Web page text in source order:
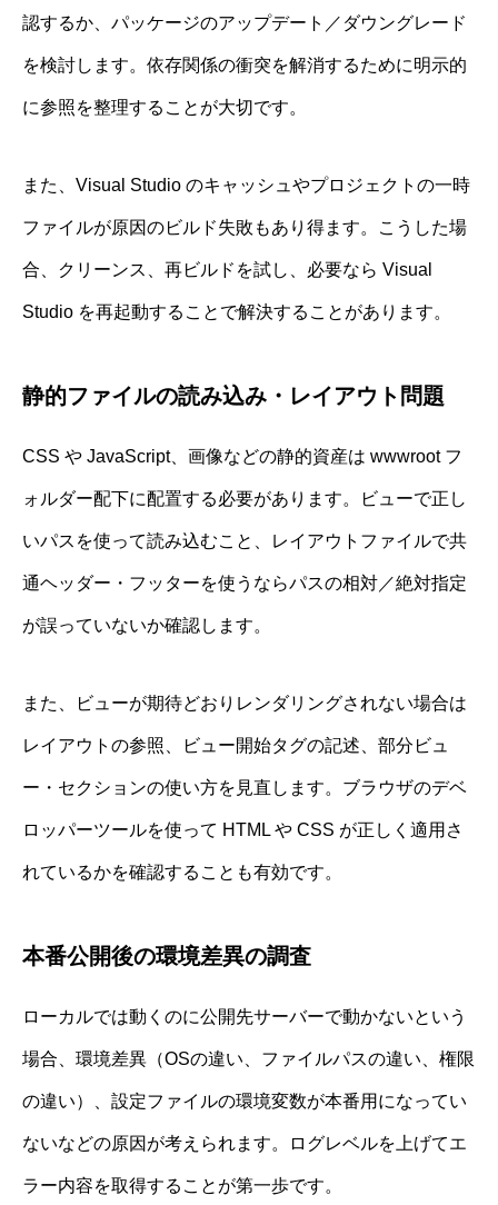
認するか、パッケージのアップデート／ダウングレード
を検討します。依存関係の衝突を解消するために明示的
に参照を整理することが大切です。
また、Visual Studio のキャッシュやプロジェクトの一時
ファイルが原因のビルド失敗もあり得ます。こうした場
合、クリーンス、再ビルドを試し、必要なら Visual
Studio を再起動することで解決することがあります。
静的ファイルの読み込み・レイアウト問題
CSS や JavaScript、画像などの静的資産は wwwroot フ
ォルダー配下に配置する必要があります。ビューで正し
いパスを使って読み込むこと、レイアウトファイルで共
通ヘッダー・フッターを使うならパスの相対／絶対指定
が誤っていないか確認します。
また、ビューが期待どおりレンダリングされない場合は
レイアウトの参照、ビュー開始タグの記述、部分ビュ
ー・セクションの使い方を見直します。ブラウザのデベ
ロッパーツールを使って HTML や CSS が正しく適用さ
れているかを確認することも有効です。
本番公開後の環境差異の調査
ローカルでは動くのに公開先サーバーで動かないという
場合、環境差異（OSの違い、ファイルパスの違い、権限
の違い）、設定ファイルの環境変数が本番用になってい
ないなどの原因が考えられます。ログレベルを上げてエ
ラー内容を取得することが第一歩です。